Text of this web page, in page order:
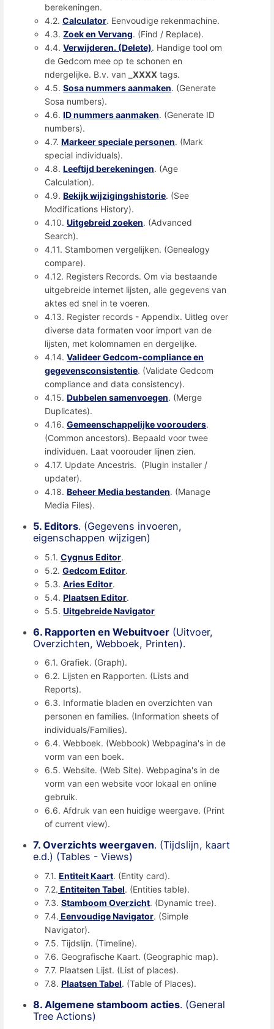
berekeningen.
4.2.Calculator. Eenvoudige rekenmachine.
4.3.Zoek en Vervang. (Find / Replace).
4.4.Verwijderen. (Delete). Handige tool om
de Gedcom mee op te schonen en
ndergelijke. B.v. van
_XXXX tags.
4.5.Sosa nummers aanmaken. (Generate
Sosa numbers).
4.6.ID nummers aanmaken. (Generate ID
numbers).
4.7.Markeer speciale personen. (Mark
special individuals).
4.8.Leeftijd berekeningen. (Age
Calculation).
4.9.Bekijk wijzigingshistorie. (See
Modifications History).
4.10.Uitgebreid zoeken. (Advanced
Search).
4.11. Stambomen vergelijken. (Genealogy
compare).
4.12. Registers Records. Om via bestaande
uitgebreide internet lijsten, alle gegevens van
aktes ed snel in te voeren.
4.13. Register records - Appendix. Uitleg over
diverse data formaten voor import van de
lijsten, met kolomnamen en dergelijke.
4.14.Valideer Gedcom-compliance en
gegevensconsistentie. (Validate Gedcom
compliance and data consistency).
4.15.Dubbelen samenvoegen. (Merge
Duplicates).
4.16.Gemeenschappelijke voorouders.
(Common ancestors). Bepaald voor twee
individuen. Laat voorouder lijnen zien.
4.17. Update Ancestris. (Plugin installer /
updater).
4.18.Beheer Media bestanden. (Manage
Media Files).
5. Editors. (Gegevens invoeren,
eigenschappen wijzigen)
5.1.Cygnus Editor.
5.2.Gedcom Editor.
5.3.Aries Editor.
5.4.Plaatsen Editor.
5.5.Uitgebreide Navigator
6. Rapporten en Webuitvoer (Uitvoer,
Overzichten, Webboek, Printen).
6.1. Grafiek. (Graph).
6.2. Lijsten en Rapporten. (Lists and
Reports).
6.3. Informatie bladen en overzichten van
personen en families. (Information sheets of
individuals/Families).
6.4. Webboek. (Webbook) Webpagina's in de
vorm van een boek.
6.5. Website. (Web Site). Webpagina's in de
vorm van een website voor lokaal en online
gebruik.
6.6. Afdruk van een huidige weergave. (Print
of current view).
7. Overzichts weergaven. (Tijdslijn, kaart
e.d.) (Tables - Views)
7.1.Entiteit Kaart. (Entity card).
7.2. Entiteiten Tabel. (Entities table).
7.3.Stamboom Overzicht. (Dynamic tree).
7.4. Eenvoudige Navigator. (Simple
Navigator).
7.5. Tijdslijn. (Timeline).
7.6. Geografische Kaart. (Geographic map).
7.7. Plaatsen Lijst. (List of places).
7.8.Plaatsen Tabel. (Table of Places).
8. Algemene stamboom acties. (General
Tree Actions)